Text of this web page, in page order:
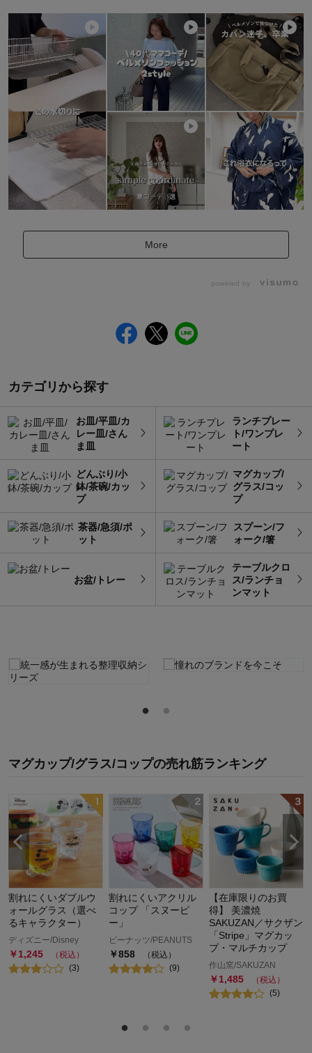
More
powered by
カテゴリから探す
お皿/平皿/カ
レー皿/さん
ま皿
ランチプレー
ト/ワンプレ
ート
どんぶり/小
鉢/茶碗/カッ
プ
マグカップ/
グラス/コッ
プ
茶器/急須/ポ
ット
スプーン/フ
ォーク/箸
お盆/トレー
テーブルクロ
ス/ランチョ
ンマット
マグカップ/グラス/コップの売れ筋ランキング
割れにくいダブルウ
ォールグラス（選べ
るキャラクター）
ディズニー/Disney
￥1,245
（税込）
(3)
割れにくいアクリル
コップ 「スヌーピ
ー」
ピーナッツ/PEANUTS
￥858
（税込）
(9)
【在庫限りのお買
得】 美濃焼
SAKUZAN／サクザン
「Stripe」マグカッ
プ・マルチカップ
作山窯/SAKUZAN
￥1,485
（税込）
(5)